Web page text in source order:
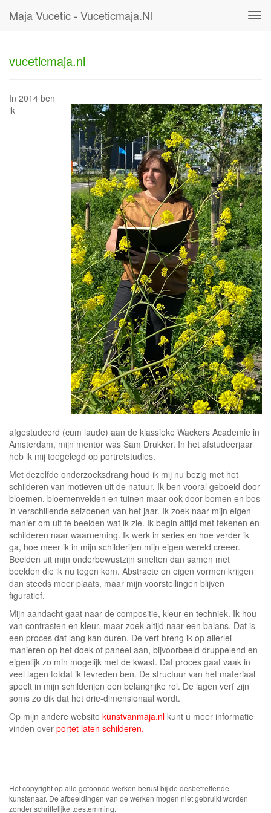
Maja Vucetic - Vuceticmaja.nl
vuceticmaja.nl
In 2014 ben
ik
afgestudeerd (cum laude) aan de klassieke Wackers Academie in
Amsterdam, mijn mentor was Sam Drukker. In het afstudeerjaar
heb ik mij toegelegd op portretstudies.
Met dezelfde onderzoeksdrang houd ik mij nu bezig met het
schilderen van motieven uit de natuur. Ik ben vooral geboeid door
bloemen, bloemenvelden en tuinen maar ook door bomen en bos
in verschillende seizoenen van het jaar. Ik zoek naar mijn eigen
manier om uit te beelden wat ik zie. Ik begin altijd met tekenen en
schilderen naar waarneming. Ik werk in series en hoe verder ik
ga, hoe meer ik in mijn schilderijen mijn eigen wereld creeer.
Beelden uit mijn onderbewustzijn smelten dan samen met
beelden die ik nu tegen kom. Abstracte en eigen vormen krijgen
dan steeds meer plaats, maar mijn voorstellingen blijven
figuratief.
Mijn aandacht gaat naar de compositie, kleur en techniek. Ik hou
van contrasten en kleur, maar zoek altijd naar een balans. Dat is
een proces dat lang kan duren. De verf breng ik op allerlei
manieren op het doek of paneel aan, bijvoorbeeld druppelend en
eigenlijk zo min mogelijk met de kwast. Dat proces gaat vaak in
veel lagen totdat ik tevreden ben. De structuur van het materiaal
speelt in mijn schilderijen een belangrijke rol. De lagen verf zijn
soms zo dik dat het drie-dimensionaal wordt.
Op mijn andere website kunstvanmaja.nl kunt u meer informatie
vinden over portet laten schilderen.
Het copyright op alle getoonde werken berust bij de desbetreffende
kunstenaar. De afbeeldingen van de werken mogen niet gebruikt worden
zonder schriftelijke toestemming.